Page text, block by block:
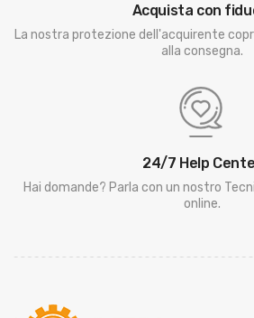
Acquista con
La nostra protezione dell'acquirente
alla consegna.
24/7 Help
Hai domande? Parla con un nostro
online.